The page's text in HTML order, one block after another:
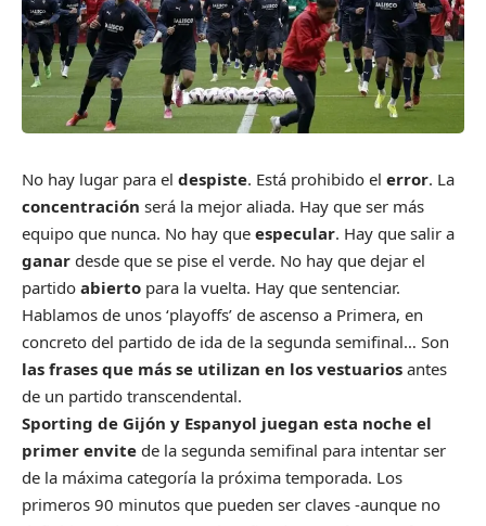
No hay lugar para el despiste. Está prohibido el error. La
concentración será la mejor aliada. Hay que ser más
equipo que nunca. No hay que especular. Hay que salir a
ganar desde que se pise el verde. No hay que dejar el
partido abierto para la vuelta. Hay que sentenciar.
Hablamos de unos ‘playoffs’ de ascenso a Primera, en
concreto del partido de ida de la segunda semifinal… Son
las frases que más se utilizan en los vestuarios antes
de un partido transcendental.
Sporting de Gijón y Espanyol juegan esta noche el
primer envite de la segunda semifinal para intentar ser
de la máxima categoría la próxima temporada. Los
primeros 90 minutos que pueden ser claves -aunque no